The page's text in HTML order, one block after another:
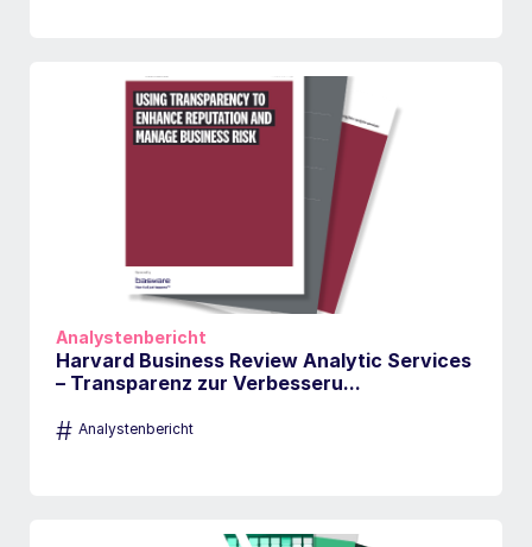
Analystenbericht
Harvard Business Review Analytic Services
– Transparenz zur Verbesseru...
# Analystenbericht